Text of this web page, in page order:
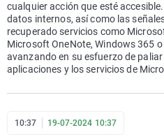
cualquier acción que esté
datos internos, así como las
recuperado servicios como
Microsoft OneNote, Windows 365
avanzando en su esfuerzo de
aplicaciones y los servicios de
10:37 19-07-2024 10:37